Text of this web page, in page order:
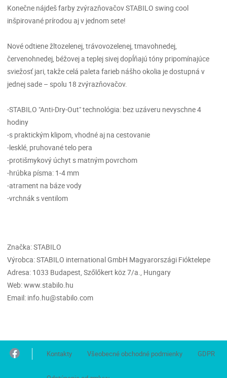
Konečne nájdeš farby zvýrazňovačov STABILO swing cool
inšpirované prírodou aj v jednom sete!
Nové odtiene žltozelenej, trávovozelenej, tmavohnedej,
červenohnedej, béžovej a teplej sivej dopĺňajú tóny pripomínajúce
sviežosť jari, takže celá paleta farieb nášho okolia je dostupná v
jednej sade – spolu 18 zvýrazňovačov.
-STABILO "Anti-Dry-Out" technológia: bez uzáveru nevyschne 4
hodiny
-s praktickým klipom, vhodné aj na cestovanie
-lesklé, pruhované telo pera
-protišmykový úchyt s matným povrchom
-hrúbka písma: 1-4 mm
-atrament na báze vody
-vrchnák s ventilom
Značka: STABILO
Výrobca: STABILO international GmbH Magyarországi Fióktelepe
Adresa: 1033 Budapest, Szőlőkert köz 7/a., Hungary
Web: www.stabilo.hu
Email: info.hu@stabilo.com
Kontakty Všeobecné obchodné podmienky GDPR